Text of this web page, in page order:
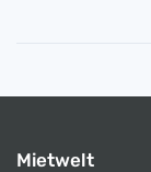
Mietwelt